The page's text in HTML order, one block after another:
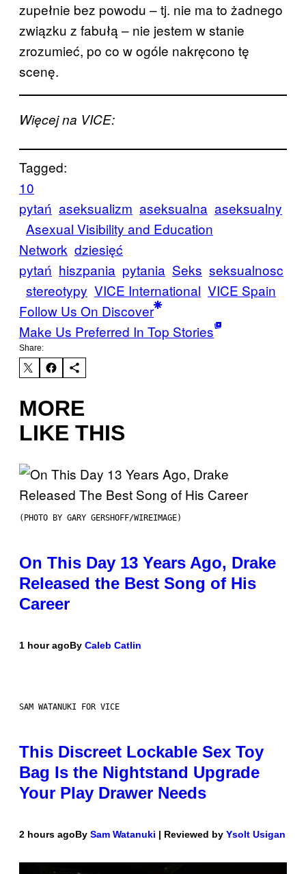
zupełnie bez powodu – tj. nie ma to żadnego
związku z fabułą – nie jestem w stanie
zrozumieć, po co w ogóle nakręcono tę
scenę.
Więcej na VICE:
Tagged:
10
pytań aseksualizm aseksualna aseksualny
Asexual Visibility and Education
Network dziesięć
pytań hiszpania pytania Seks seksualnosc
stereotypy VICE International VICE Spain
Follow Us On Discover
Make Us Preferred In Top Stories
Share:
MORE
LIKE THIS
(PHOTO BY GARY GERSHOFF/WIREIMAGE)
On This Day 13 Years Ago, Drake
Released the Best Song of His
Career
1 hour agoBy Caleb Catlin
SAM WATANUKI FOR VICE
This Discreet Lockable Sex Toy
Bag Is the Nightstand Upgrade
Your Play Drawer Needs
2 hours agoBy Sam Watanuki | Reviewed by Ysolt Usigan